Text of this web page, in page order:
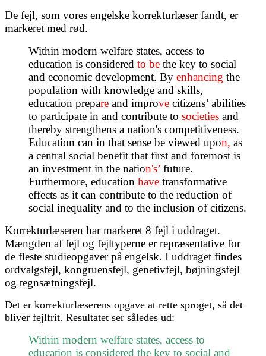
De fejl, som vores engelske korrekturlæser fandt, er
markeret med rød.
Within modern welfare states, access to
education is considered to be the key to social
and economic development. By enhancing the
population with knowledge and skills,
education prepare and improve citizens’ abilities
to participate in and contribute to societies and
thereby strengthens a nation's competitiveness.
Education can in that sense be viewed upon, as
a central social benefit that first and foremost is
an investment in the nation's’ future.
Furthermore, education have transformative
effects as it can contribute to the reduction of
social inequality and to the inclusion of citizens.
Korrekturlæseren har markeret 8 fejl i uddraget.
Mængden af fejl og fejltyperne er repræsentative for
de fleste studieopgaver på engelsk. I uddraget findes
ordvalgsfejl, kongruensfejl, genetivfejl, bøjningsfejl
og tegnsætningsfejl.
Det er korrekturlæserens opgave at rette sproget, så det
bliver fejlfrit. Resultatet ser således ud:
Within modern welfare states, access to
education is considered the key to social and